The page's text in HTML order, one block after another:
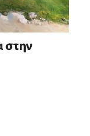
στην